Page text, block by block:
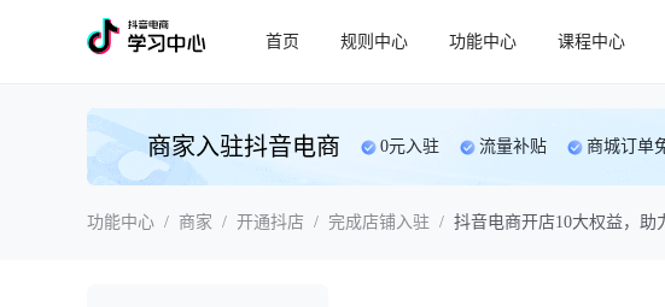
首页 规则中心 功能中心 课程中心
商家入驻抖音电商 0元入驻 流量补贴 商城订单
功能中心 / 商家 / 开通抖店 / 完成店铺入驻 / 抖音电商开店10大权益，助